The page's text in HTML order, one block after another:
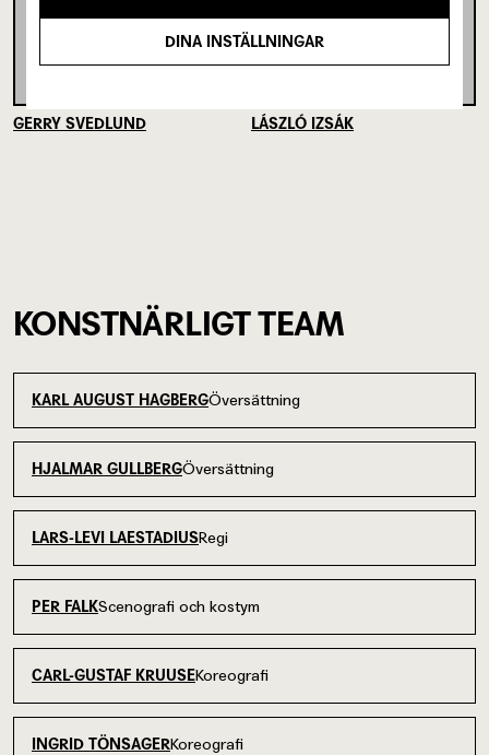
GERRY SVEDLUND LÁSZLÓ IZSÁK
KONSTNÄRLIGT TEAM
KARL AUGUST HAGBERGÖversättning
HJALMAR GULLBERGÖversättning
LARS-LEVI LAESTADIUSRegi
PER FALKScenografi och kostym
CARL-GUSTAF KRUUSEKoreografi
INGRID TÖNSAGERKoreografi
DINA INSTÄLLNINGAR